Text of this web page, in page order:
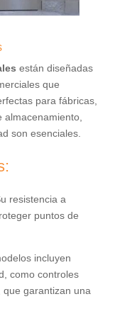
están diseñadas
que
para fábricas,
son esenciales.
resistencia a
puntos de
incluyen
como controles
garantizan una